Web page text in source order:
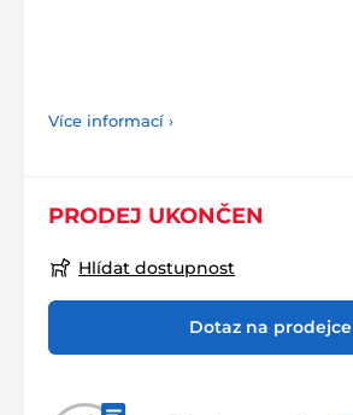
Více informací ›
PRODEJ UKONČEN
Hlídat dostupnost
Dotaz na prodejce